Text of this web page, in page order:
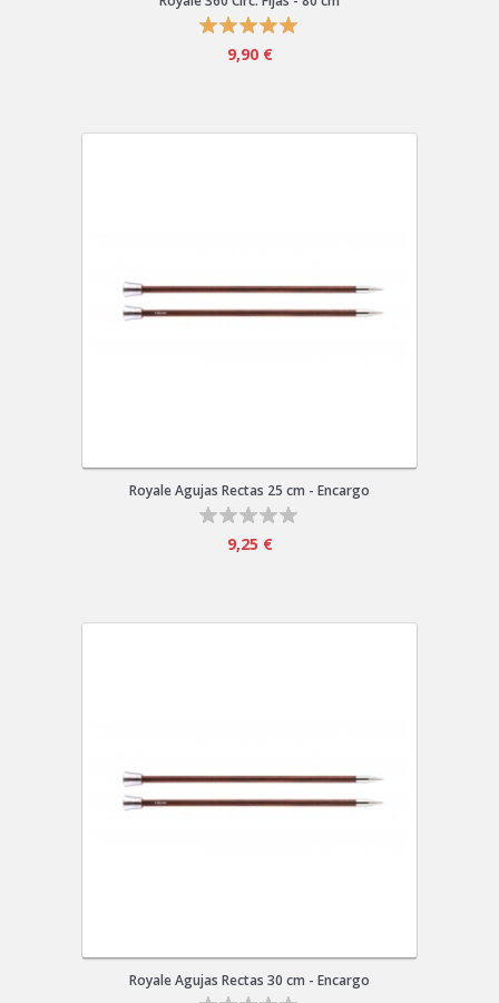
9,90 €
Royale Agujas Rectas 25 cm - Encargo
9,25 €
Royale Agujas Rectas 30 cm - Encargo